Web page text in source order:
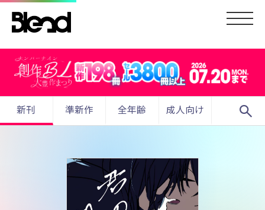
新刊 準新作 全年齢 成人向け search